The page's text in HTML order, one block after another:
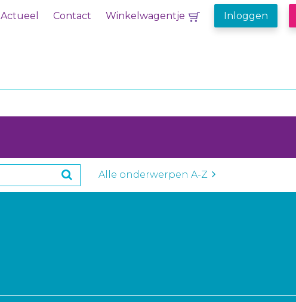
Actueel Contact Winkelwagentje Inloggen
Alle onderwerpen A-Z